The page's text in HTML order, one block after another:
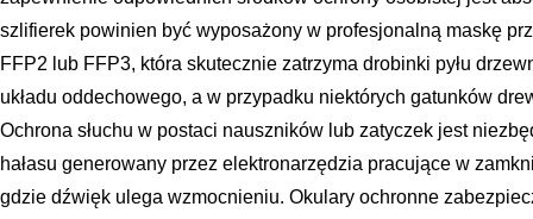
szlifierek powinien być wyposażony w profesjonalną maskę
FFP2 lub FFP3, która skutecznie zatrzyma drobinki pyłu
układu oddechowego, a w przypadku niektórych gatunków
Ochrona słuchu w postaci nauszników lub zatyczek jest
hałasu generowany przez elektronarzędzia pracujące w
gdzie dźwięk ulega wzmocnieniu. Okulary ochronne